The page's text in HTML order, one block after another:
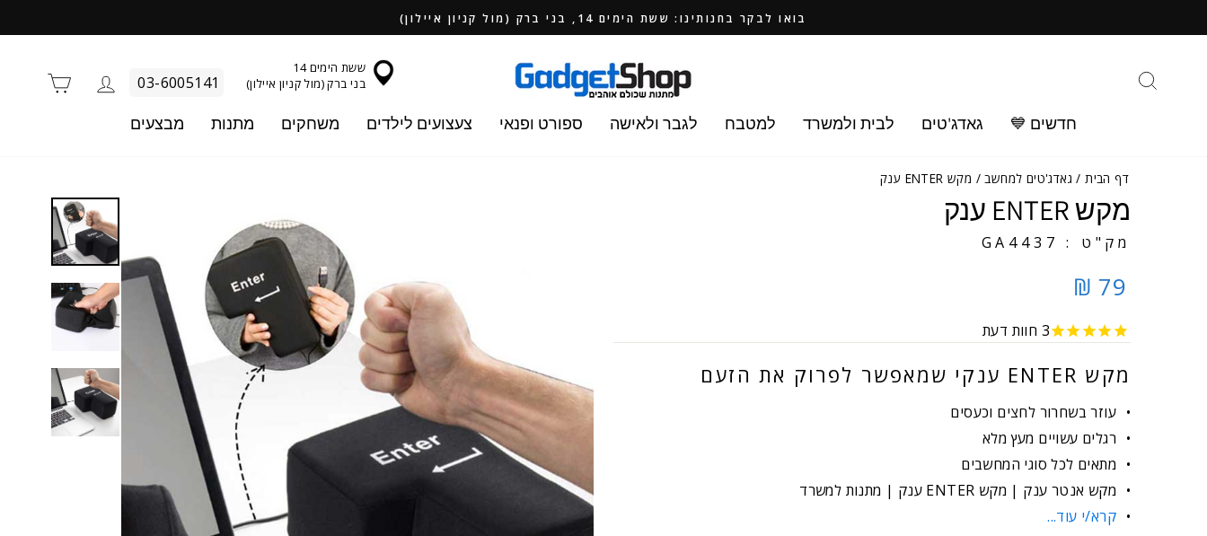
בואו לבקר בחנותינו: ששת הימים 14, בני ברק (מול קניון איילון)
ששת הימים 14
בני ברק (מול קניון איילון)
03-6005141 התחברות
חדשים 💙 גאדג'טים לבית ולמשרד למטבח לגבר ולאישה ספורט ופנאי צעצועים לילדים משחקים מתנות מבצעים
דף הבית/ גאדג'טים למחשב / מקש ENTER ענק
מקש ENTER ענק
מק"ט : GA4437
79 ₪
3 חוות דעת
מקש ENTER ענקי שמאפשר לפרוק את הזעם
עוזר בשחרור לחצים וכעסים
רגלים עשויים מעץ מלא
מתאים לכל סוגי המחשבים
מקש אנטר ענק | מקש ENTER ענק | מתנות למשרד
קרא/י עוד...